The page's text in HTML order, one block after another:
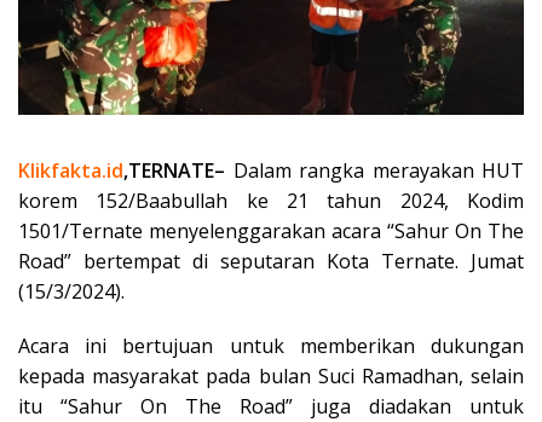
Klikfakta.id,TERNATE– Dalam rangka merayakan HUT
korem 152/Baabullah ke 21 tahun 2024, Kodim
1501/Ternate menyelenggarakan acara “Sahur On The
Road” bertempat di seputaran Kota Ternate. Jumat
(15/3/2024).
Acara ini bertujuan untuk memberikan dukungan
kepada masyarakat pada bulan Suci Ramadhan, selain
itu “Sahur On The Road” juga diadakan untuk